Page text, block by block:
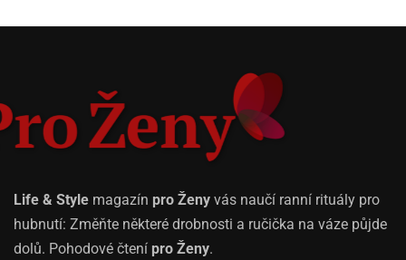
Life & Style magazín pro Ženy vás naučí ranní rituály pro
hubnutí: Změňte některé drobnosti a ručička na váze půjde
dolů. Pohodové čtení pro Ženy.